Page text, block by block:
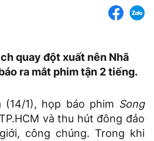
quay đột xuất nên Nhã
ra mắt phim tận 2 tiếng.
(14/1), họp báo phim Song
và thu hút đông đảo
công chúng. Trong khi